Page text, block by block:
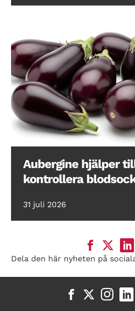
Aubergine hjälper
kontrollera
31 juli 2026
Dela den här nyheten på